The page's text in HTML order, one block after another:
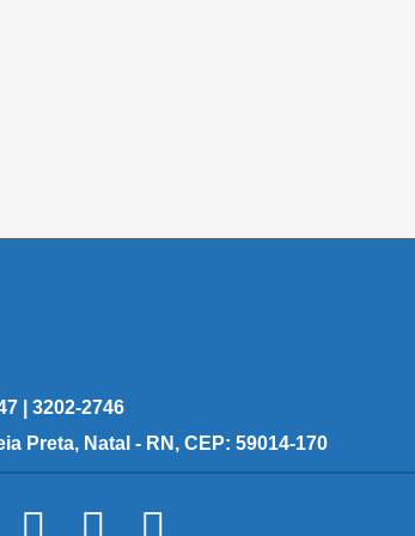
| 3202-2746
Preta, Natal - RN, CEP: 59014-170